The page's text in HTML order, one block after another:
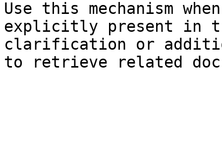
Use this mechanism
explicitly present in
clarification or